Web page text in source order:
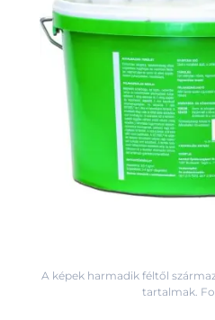
A képek harmadik féltől
tartalmak.